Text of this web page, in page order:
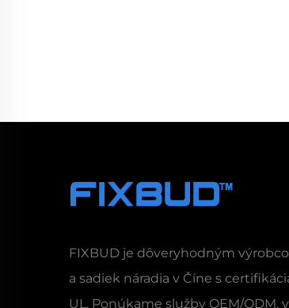
FIXBUD je dôveryhodným
a sadiek náradia v Číne s
UL. Ponúkame služby OEM/ODM,